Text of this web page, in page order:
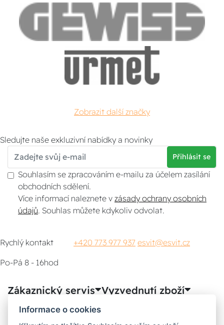
Zobrazit další značky
Sledujte naše exkluzivní nabídky a novinky
Přihlásit se
Souhlasím se zpracováním e-mailu za účelem zasílání
obchodních sdělení.
Více informací naleznete v zásady ochrany osobních
údajů . Souhlas můžete kdykoliv odvolat.
Rychlý kontakt +420 773 977 937 esvit@esvit.cz
Po-Pá 8 - 16hod
Zákaznický servis Vyzvednutí zboží
Poradna
Informace o cookies